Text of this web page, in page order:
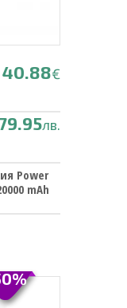
40.88€
лв.
Power
mAh